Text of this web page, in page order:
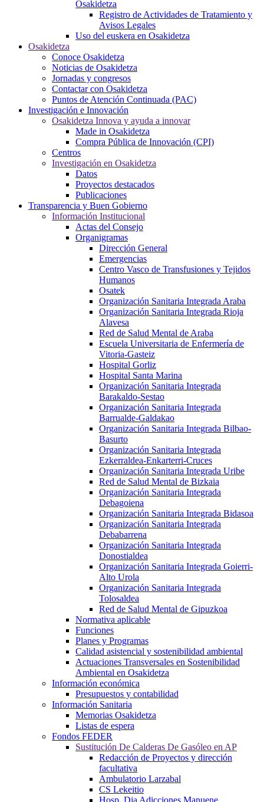
Osakidetza
Registro de Actividades de Tratamiento y
Avisos Legales
Uso del euskera en Osakidetza
Osakidetza
Conoce Osakidetza
Noticias de Osakidetza
Jornadas y congresos
Contactar con Osakidetza
Puntos de Atención Continuada (PAC)
Investigación e Innovación
Osakidetza Innova y ayuda a innovar
Made in Osakidetza
Compra Pública de Innovación (CPI)
Centros
Investigación en Osakidetza
Datos
Proyectos destacados
Publicaciones
Transparencia y Buen Gobierno
Información Institucional
Actas del Consejo
Organigramas
Dirección General
Emergencias
Centro Vasco de Transfusiones y Tejidos
Humanos
Osatek
Organización Sanitaria Integrada Araba
Organización Sanitaria Integrada Rioja
Alavesa
Red de Salud Mental de Araba
Escuela Universitaria de Enfermería de
Vitoria-Gasteiz
Hospital Gorliz
Hospital Santa Marina
Organización Sanitaria Integrada
Barakaldo-Sestao
Organización Sanitaria Integrada
Barrualde-Galdakao
Organización Sanitaria Integrada Bilbao-
Basurto
Organización Sanitaria Integrada
Ezkerraldea-Enkarterri-Cruces
Organización Sanitaria Integrada Uribe
Red de Salud Mental de Bizkaia
Organización Sanitaria Integrada
Debagoiena
Organización Sanitaria Integrada Bidasoa
Organización Sanitaria Integrada
Debabarrena
Organización Sanitaria Integrada
Donostialdea
Organización Sanitaria Integrada Goierri-
Alto Urola
Organización Sanitaria Integrada
Tolosaldea
Red de Salud Mental de Gipuzkoa
Normativa aplicable
Funciones
Planes y Programas
Calidad asistencial y sostenibilidad ambiental
Actuaciones Transversales en Sostenibilidad
Ambiental en Osakidetza
Información económica
Presupuestos y contabilidad
Información Sanitaria
Memorias Osakidetza
Listas de espera
Fondos FEDER
Sustitución De Calderas De Gasóleo en AP
Redacción de Proyectos y dirección
facultativa
Ambulatorio Larzabal
CS Lekeitio